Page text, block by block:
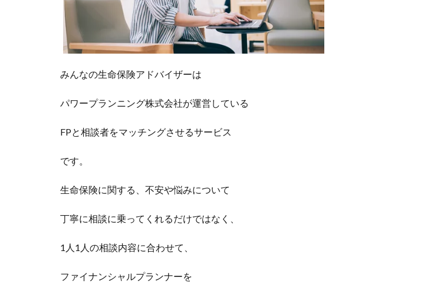
みんなの生命保険アドバイザーは
パワープランニング株式会社が運営している
FPと相談者をマッチングさせるサービス
です。
生命保険に関する、不安や悩みについて
丁寧に相談に乗ってくれるだけではなく、
1人1人の相談内容に合わせて、
ファイナンシャルプランナーを